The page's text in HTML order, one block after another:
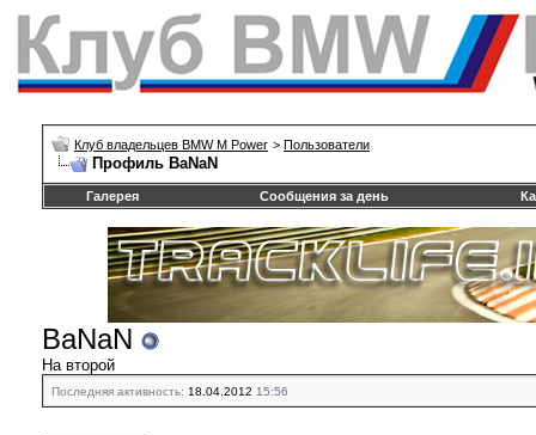
Клуб владельцев BMW M Power > Пользователи
Профиль BaNaN
Галерея Сообщения за день
BaNaN
На второй
Последняя активность: 18.04.2012 15:56